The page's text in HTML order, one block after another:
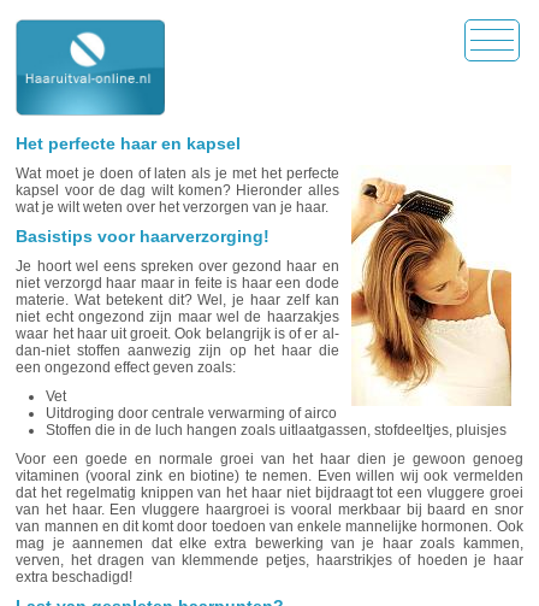
Het perfecte haar en kapsel
Wat moet je doen of laten als je met het perfecte
kapsel voor de dag wilt komen? Hieronder alles
wat je wilt weten over het verzorgen van je haar.
Basistips voor haarverzorging!
Je hoort wel eens spreken over gezond haar en
niet verzorgd haar maar in feite is haar een dode
materie. Wat betekent dit? Wel, je haar zelf kan
niet echt ongezond zijn maar wel de haarzakjes
waar het haar uit groeit. Ook belangrijk is of er al-
dan-niet stoffen aanwezig zijn op het haar die
een ongezond effect geven zoals:
Vet
Uitdroging door centrale verwarming of airco
Stoffen die in de luch hangen zoals uitlaatgassen, stofdeeltjes, pluisjes
Voor een goede en normale groei van het haar dien je gewoon genoeg
vitaminen (vooral zink en biotine) te nemen. Even willen wij ook vermelden
dat het regelmatig knippen van het haar niet bijdraagt tot een vluggere groei
van het haar. Een vluggere haargroei is vooral merkbaar bij baard en snor
van mannen en dit komt door toedoen van enkele mannelijke hormonen. Ook
mag je aannemen dat elke extra bewerking van je haar zoals kammen,
verven, het dragen van klemmende petjes, haarstrikjes of hoeden je haar
extra beschadigd!